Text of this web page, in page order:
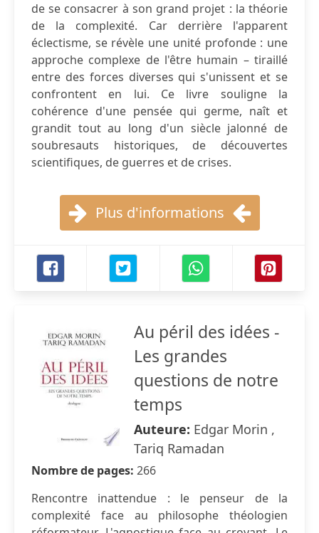
de se consacrer à son grand projet : la théorie
de la complexité. Car derrière l'apparent
éclectisme, se révèle une unité profonde : une
approche complexe de l'être humain – tiraillé
entre des forces diverses qui s'unissent et se
confrontent en lui. Ce livre souligne la
cohérence d'une pensée qui germe, naît et
grandit tout au long d'un siècle jalonné de
soubresauts historiques, de découvertes
scientifiques, de guerres et de crises.
Plus d'informations
Au péril des idées -
Les grandes
questions de notre
temps
Auteure: Edgar Morin ,
Tariq Ramadan
Nombre de pages: 266
Rencontre inattendue : le penseur de la
complexité face au philosophe théologien